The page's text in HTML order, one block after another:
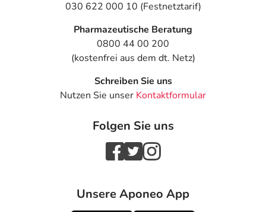
030 622 000 10 (Festnetztarif)
Pharmazeutische Beratung
0800 44 00 200
(kostenfrei aus dem dt. Netz)
Schreiben Sie uns
Nutzen Sie unser Kontaktformular
Folgen Sie uns
Unsere Aponeo App